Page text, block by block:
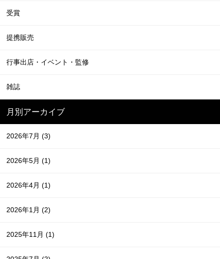
受賞
提携販売
行事出店・イベント・監修
雑誌
月別アーカイブ
2026年7月(3)
2026年5月(1)
2026年4月(1)
2026年1月(2)
2025年11月(1)